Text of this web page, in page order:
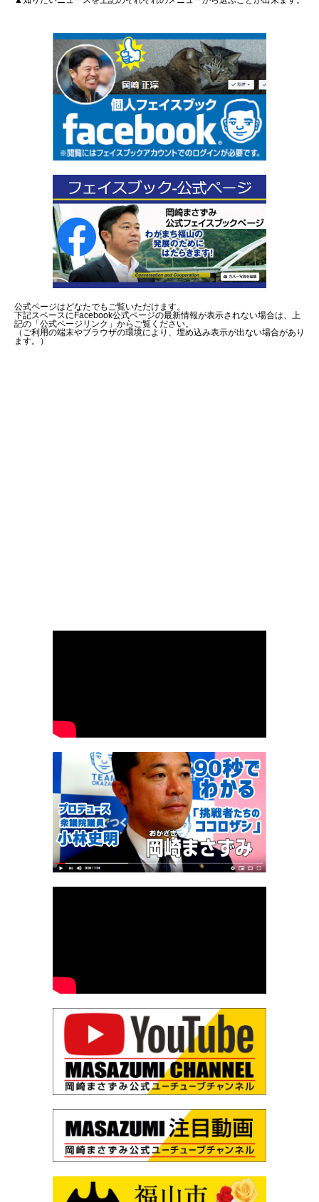
公式ページはどなたでもご覧いただけます。
下記スペースにFacebook公式ページの最新情報が表示されない場合は、上
記の「公式ページリンク」からご覧ください。
（ご利用の端末やブラウザの環境により、埋め込み表示が出ない場合があり
ます。）